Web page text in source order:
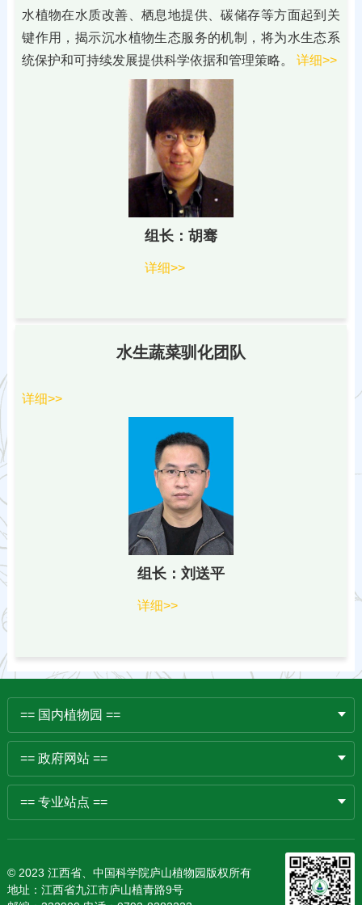
水植物在水质改善、栖息地提供、碳储存等方面起到关
键作用，揭示沉水植物生态服务的机制，将为水生态系
统保护和可持续发展提供科学依据和管理策略。详细>>
组长：胡骞
详细>>
水生蔬菜驯化团队
详细>>
组长：刘送平
详细>>
== 国内植物园 ==
== 政府网站 ==
== 专业站点 ==
© 2023 江西省、中国科学院庐山植物园版权所有
地址：江西省九江市庐山植青路9号